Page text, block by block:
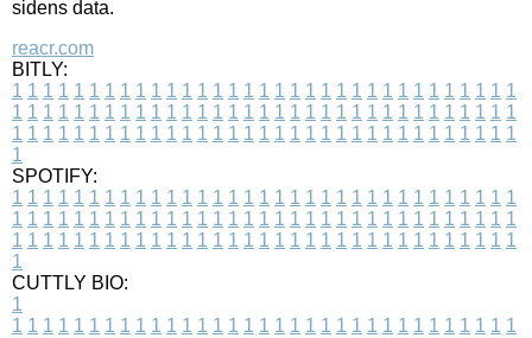
sidens data.
reacr.com
BITLY:
1 1 1 1 1 1 1 1 1 1 1 1 1 1 1 1 1 1 1 1 1 1 1 1 1 1 1 1 1 1 1 1 1
1 1 1 1 1 1 1 1 1 1 1 1 1 1 1 1 1 1 1 1 1 1 1 1 1 1 1 1 1 1 1 1 1
1 1 1 1 1 1 1 1 1 1 1 1 1 1 1 1 1 1 1 1 1 1 1 1 1 1 1 1 1 1 1 1 1
1
SPOTIFY:
1 1 1 1 1 1 1 1 1 1 1 1 1 1 1 1 1 1 1 1 1 1 1 1 1 1 1 1 1 1 1 1 1
1 1 1 1 1 1 1 1 1 1 1 1 1 1 1 1 1 1 1 1 1 1 1 1 1 1 1 1 1 1 1 1 1
1 1 1 1 1 1 1 1 1 1 1 1 1 1 1 1 1 1 1 1 1 1 1 1 1 1 1 1 1 1 1 1 1
1
CUTTLY BIO:
1
1 1 1 1 1 1 1 1 1 1 1 1 1 1 1 1 1 1 1 1 1 1 1 1 1 1 1 1 1 1 1 1 1